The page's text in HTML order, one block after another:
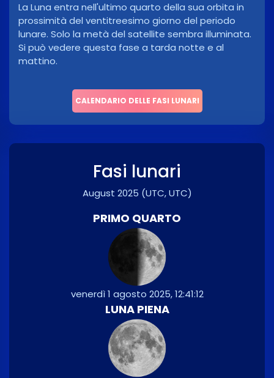
La Luna entra nell'ultimo quarto della sua orbita in
prossimità del ventitreesimo giorno del periodo
lunare. Solo la metà del satellite sembra illuminata.
Si può vedere questa fase a tarda notte e al
mattino.
CALENDARIO DELLE FASI LUNARI
Fasi lunari
August 2025 (UTC, UTC)
PRIMO QUARTO
venerdì 1 agosto 2025, 12:41:12
LUNA PIENA